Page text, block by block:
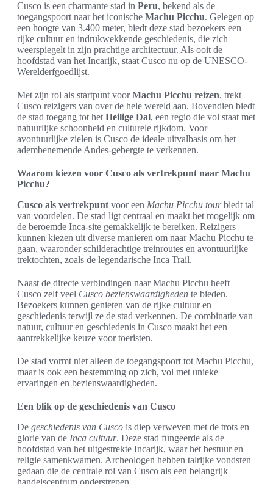
Cusco is een charmante stad in Peru, bekend als de
toegangspoort naar het iconische Machu Picchu. Gelegen op
een hoogte van 3.400 meter, biedt deze stad bezoekers een
rijke cultuur en indrukwekkende geschiedenis, die zich
weerspiegelt in zijn prachtige architectuur. Als ooit de
hoofdstad van het Incarijk, staat Cusco nu op de UNESCO-
Werelderfgoedlijst.
Met zijn rol als startpunt voorMachu Picchu reizen, trekt
Cusco reizigers van over de hele wereld aan. Bovendien biedt
de stad toegang tot het Heilige Dal, een regio die vol staat met
natuurlijke schoonheid en culturele rijkdom. Voor
avontuurlijke zielen is Cusco de ideale uitvalbasis om het
adembenemende Andes-gebergte te verkennen.
Waarom kiezen voor Cusco als vertrekpunt naar Machu
Picchu?
Cusco als vertrekpunt voor een Machu Picchu tourbiedt tal
van voordelen. De stad ligt centraal en maakt het mogelijk om
de beroemde Inca-site gemakkelijk te bereiken. Reizigers
kunnen kiezen uit diverse manieren om naar Machu Picchu te
gaan, waaronder schilderachtige treinroutes en avontuurlijke
trektochten, zoals de legendarische Inca Trail.
Naast de directe verbindingen naar Machu Picchu heeft
Cusco zelf veel Cusco bezienswaardigheden te bieden.
Bezoekers kunnen genieten van de rijke cultuur en
geschiedenis terwijl ze de stad verkennen. De combinatie van
natuur, cultuur en geschiedenis in Cusco maakt het een
aantrekkelijke keuze voor toeristen.
De stad vormt niet alleen de toegangspoort tot Machu Picchu,
maar is ook een bestemming op zich, vol met unieke
ervaringen en bezienswaardigheden.
Een blik op de geschiedenis van Cusco
De geschiedenis van Cusco is diep verweven met de trots en
glorie van de Inca cultuur. Deze stad fungeerde als de
hoofdstad van het uitgestrekte Incarijk, waar het bestuur en
religie samenkwamen. Archeologen hebben talrijke vondsten
gedaan die de centrale rol van Cusco als een belangrijk